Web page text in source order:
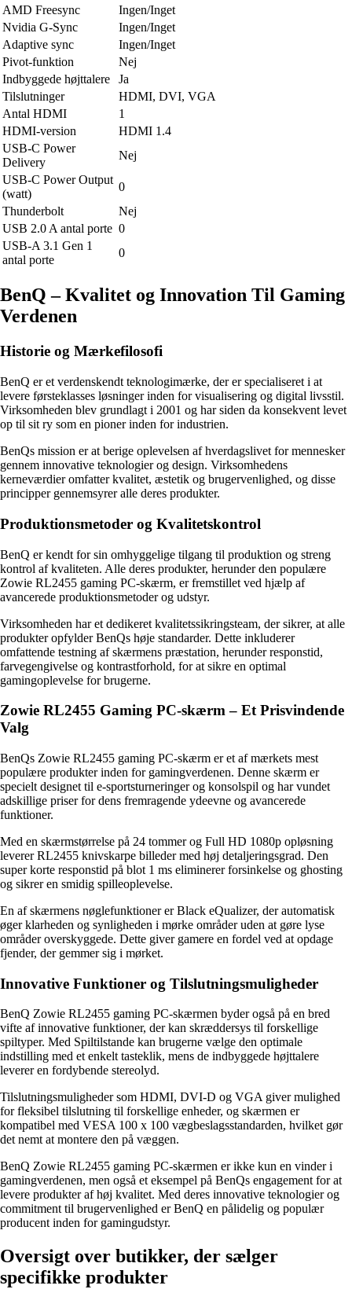
AMD Freesync
Ingen/Inget
Nvidia G-Sync
Ingen/Inget
Adaptive sync
Ingen/Inget
Pivot-funktion
Nej
Indbyggede højttalere
Ja
Tilslutninger
HDMI, DVI, VGA
Antal HDMI
1
HDMI-version
HDMI 1.4
USB-C Power
Delivery
Nej
USB-C Power Output
(watt)
0
Thunderbolt
Nej
USB 2.0 A antal porte 0
USB-A 3.1 Gen 1
antal porte
0
BenQ – Kvalitet og Innovation Til Gaming
Verdenen
Historie og Mærkefilosofi
BenQ er et verdenskendt teknologimærke, der er specialiseret i at
levere førsteklasses løsninger inden for visualisering og digital livsstil.
Virksomheden blev grundlagt i 2001 og har siden da konsekvent levet
op til sit ry som en pioner inden for industrien.
BenQs mission er at berige oplevelsen af hverdagslivet for mennesker
gennem innovative teknologier og design. Virksomhedens
kerneværdier omfatter kvalitet, æstetik og brugervenlighed, og disse
principper gennemsyrer alle deres produkter.
Produktionsmetoder og Kvalitetskontrol
BenQ er kendt for sin omhyggelige tilgang til produktion og streng
kontrol af kvaliteten. Alle deres produkter, herunder den populære
Zowie RL2455 gaming PC-skærm, er fremstillet ved hjælp af
avancerede produktionsmetoder og udstyr.
Virksomheden har et dedikeret kvalitetssikringsteam, der sikrer, at alle
produkter opfylder BenQs høje standarder. Dette inkluderer
omfattende testning af skærmens præstation, herunder responstid,
farvegengivelse og kontrastforhold, for at sikre en optimal
gamingoplevelse for brugerne.
Zowie RL2455 Gaming PC-skærm – Et Prisvindende
Valg
BenQs Zowie RL2455 gaming PC-skærm er et af mærkets mest
populære produkter inden for gamingverdenen. Denne skærm er
specielt designet til e-sportsturneringer og konsolspil og har vundet
adskillige priser for dens fremragende ydeevne og avancerede
funktioner.
Med en skærmstørrelse på 24 tommer og Full HD 1080p opløsning
leverer RL2455 knivskarpe billeder med høj detaljeringsgrad. Den
super korte responstid på blot 1 ms eliminerer forsinkelse og ghosting
og sikrer en smidig spilleoplevelse.
En af skærmens nøglefunktioner er Black eQualizer, der automatisk
øger klarheden og synligheden i mørke områder uden at gøre lyse
områder overskyggede. Dette giver gamere en fordel ved at opdage
fjender, der gemmer sig i mørket.
Innovative Funktioner og Tilslutningsmuligheder
BenQ Zowie RL2455 gaming PC-skærmen byder også på en bred
vifte af innovative funktioner, der kan skræddersys til forskellige
spiltyper. Med Spiltilstande kan brugerne vælge den optimale
indstilling med et enkelt tasteklik, mens de indbyggede højttalere
leverer en fordybende stereolyd.
Tilslutningsmuligheder som HDMI, DVI-D og VGA giver mulighed
for fleksibel tilslutning til forskellige enheder, og skærmen er
kompatibel med VESA 100 x 100 vægbeslagsstandarden, hvilket gør
det nemt at montere den på væggen.
BenQ Zowie RL2455 gaming PC-skærmen er ikke kun en vinder i
gamingverdenen, men også et eksempel på BenQs engagement for at
levere produkter af høj kvalitet. Med deres innovative teknologier og
commitment til brugervenlighed er BenQ en pålidelig og populær
producent inden for gamingudstyr.
Oversigt over butikker, der sælger
specifikke produkter